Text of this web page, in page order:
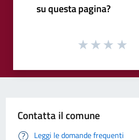
su questa pagina?
Contatta il comune
Leggi le domande frequenti